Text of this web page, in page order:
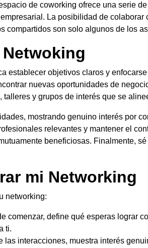
de coworking ofrece una serie
La posibilidad de
compartidos son solo algunos de los
establecer objetivos claros y
nuevas oportunidades de
talleres y grupos de interés que se
mostrando genuino interés por
relevantes y mantener el
beneficiosas. Finalmente,
mi Networking
networking:
comenzar, define qué esperas lograr
ti.
las interacciones, muestra interés